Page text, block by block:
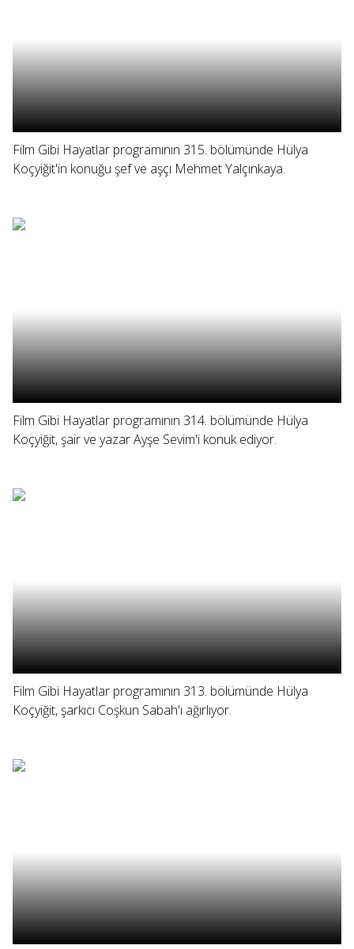
Film Gibi Hayatlar programının 315. bölümünde Hülya
Koçyiğit'in konuğu şef ve aşçı Mehmet Yalçınkaya.
Film Gibi Hayatlar programının 314. bölümünde Hülya
Koçyiğit, şair ve yazar Ayşe Sevim'i konuk ediyor.
Film Gibi Hayatlar programının 313. bölümünde Hülya
Koçyiğit, şarkıcı Coşkun Sabah'ı ağırlıyor.